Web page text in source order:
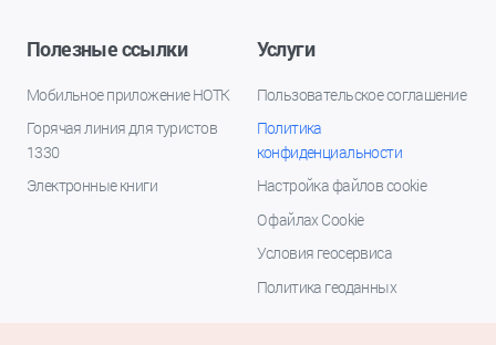
Полезные ссылки
Мобильное приложение НОТК
Горячая линия для туристов
1330
Электронные книги
Услуги
Пользовательское соглашение
Политика
конфиденциальности
Настройка файлов cookie
О файлах Cookie
Условия геосервиса
Политика геоданных